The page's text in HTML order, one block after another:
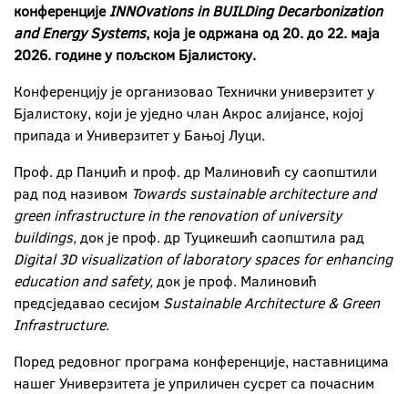
конференцијеINNOvations in BUILDing Decarbonization
and Energy Systems, која је одржана од 20. до 22. маја
2026. године у пољском Бјалистоку.
Конференцију је организовао Технички универзитет у
Бјалистоку, који je уједно члан Акрос алијансе, којој
припада и Универзитет у Бањој Луци.
Проф. др Панџић и проф. др Малиновић су саопштили
рад под називом Towards sustainable architecture and
green infrastructure in the renovation of university
buildings,док је проф. др Туцикешић саопштила рад
Digital 3D visualization of laboratory spaces for enhancing
education and safety,док је проф. Малиновић
предсједавао сесијом Sustainable Architecture & Green
Infrastructure.
Поред редовног програма конференције, наставницима
нашег Универзитета је уприличен сусрет са почасним